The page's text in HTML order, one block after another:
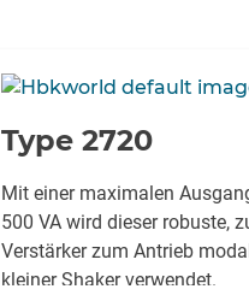
-
Type 2720
Mit einer maximalen
500 VA wird dieser robuste,
Verstärker zum Antrieb
kleiner Shaker verwendet.